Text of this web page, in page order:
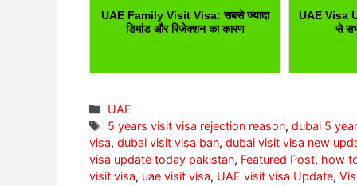
UAE Family Visit Visa: सबसे ज्यादा
डिमांड और रिजेक्शन का कारण
UAE Visa
से
Categories
UAE
Tags
5 years visit visa rejection reason,dubai 5
visa, dubai visit visa ban, dubai visit visa new
visa update today pakistan, Featured Post, how
visit visa, uae visit visa, UAE visit visa Update,